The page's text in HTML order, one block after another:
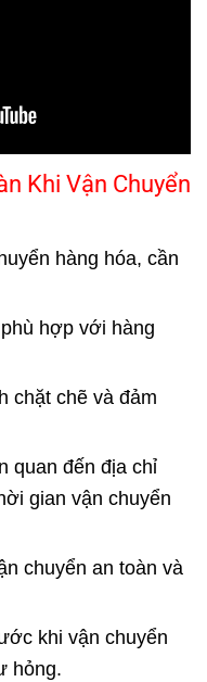
Khi Vận Chuyển
hàng hóa, cần
hợp với hàng
chặt chẽ và đảm
quan đến địa chỉ
gian vận chuyển
chuyển an toàn và
khi vận chuyển
hỏng.